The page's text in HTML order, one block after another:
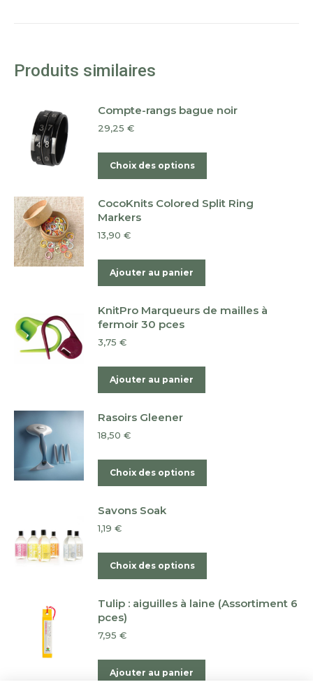
Produits similaires
Compte-rangs bague noir
29,25 €
Choix des options
produit
plusieurs
choisies
CocoKnits Colored Split Ring
Markers
13,90 €
Ajouter au panier
KnitPro Marqueurs de mailles à
fermoir 30 pces
3,75 €
Ajouter au panier
Rasoirs Gleener
18,50 €
Choix des options
produit
Les
être
Savons Soak
1,19 €
Choix des options
produit
plusieurs
Tulip : aiguilles à laine (Assortiment 6
pces)
7,95 €
Ajouter au panier